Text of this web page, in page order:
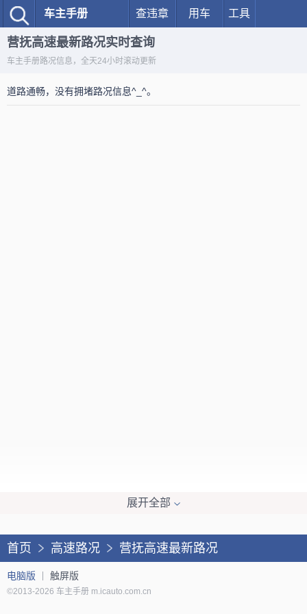
车主手册 查违章 用车 工具
营抚高速最新路况实时查询
车主手册路况信息，全天24小时滚动更新
道路通畅，没有拥堵路况信息^_^。
展开全部
首页 高速路况 营抚高速最新路况
电脑版 触屏版
©2013-2026 车主手册 m.icauto.com.cn